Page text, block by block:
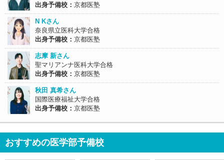
出身予備校： 京都医塾
N Kさん
奈良県立医科大学合格
出身予備校： 京都医塾
志摩 新さん
聖マリアンナ医科大学合格
出身予備校： 京都医塾
秋田 真希さん
国際医療福祉大学合格
出身予備校： 京都医塾
おすすめの医学部予備校